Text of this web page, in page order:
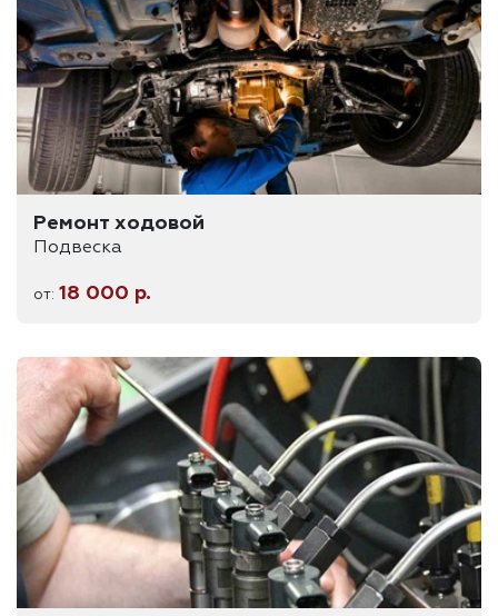
Ремонт ходовой
Подвеска
от: 18 000 р.